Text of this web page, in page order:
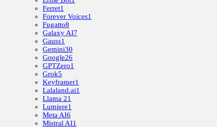
Ferret1
Forever Voices1
Fugatto8
Galaxy AI7
Gauss1
Gemini30
Google26
GPTZero1
Grok5
Keyframer1
Lalaland.ai1
Llama 21
Lumiere1
Meta AI6
Mistral AI1